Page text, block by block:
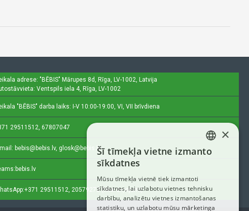
adrese: "BĒBIS" Mārupes 8d, Rīga, LV-1002, Latvija
Ventspils iela 4, Rīga, LV-1002
"BĒBIS" darba laiks: I-V 10:00-19:00, VI, VII brīvdiena
29511512, 67807047
bebis@bebis.lv, glosk@bebis.lv
bebis.lv
+371 29511512, 20579272 (tikai ziņojumi)
LATVIAN
ENGLISH
×
Šī tīmekļa vietne izmanto
sīkdatnes
Mūsu tīmekļa vietnē tiek izmantoti
sīkdatnes, lai uzlabotu vietnes tehnisku
darbību, analizētu vietnes izmantošanas
statistiku, un uzlabotu mūsu mārketinga